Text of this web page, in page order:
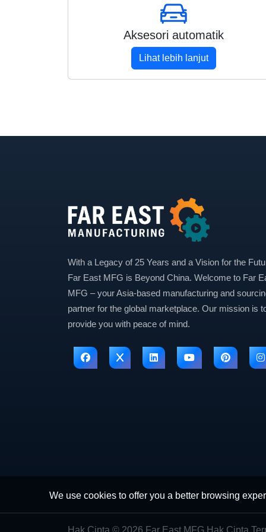
Aksesori automatik
Lihat lebih lanjut
With a Legacy of 25 Years and a Vision for the
Far East MFG is Beyond China. Welcome to Far
MFG – your Asia-based manufacturing and
partner for the global marketplace. Our mission is
provide you with peace of mind.
Hak Cipta © 2026 Far East MFG Hak Cipta
We use cookies to offer you a better browsing